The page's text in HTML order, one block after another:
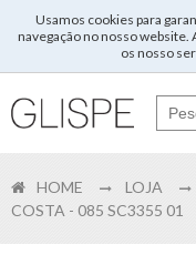
Usamos cookies para
navegação no nosso
os nosso
HOME LOJA
COSTA - 085 SC3355 01